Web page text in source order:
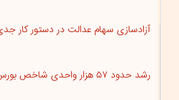
آزادسازی سهام عدالت در دستور کار
رشد حدود ۵۷ هزار واحدی شاخص بورس